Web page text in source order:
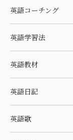
英語コーチング
英語学習法
英語教材
英語日記
英語歌